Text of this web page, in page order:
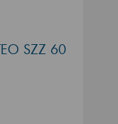
SZZ 60